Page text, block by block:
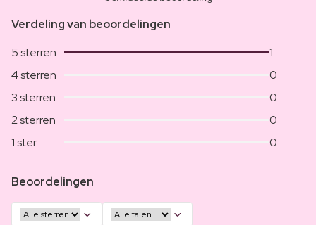
Verdeling van beoordelingen
5 sterren
1
4 sterren
0
3 sterren
0
2 sterren
0
1 ster
0
Beoordelingen